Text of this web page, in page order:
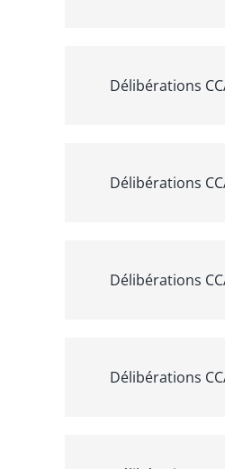
Délibérations
Délibérations
Délibérations
Délibérations